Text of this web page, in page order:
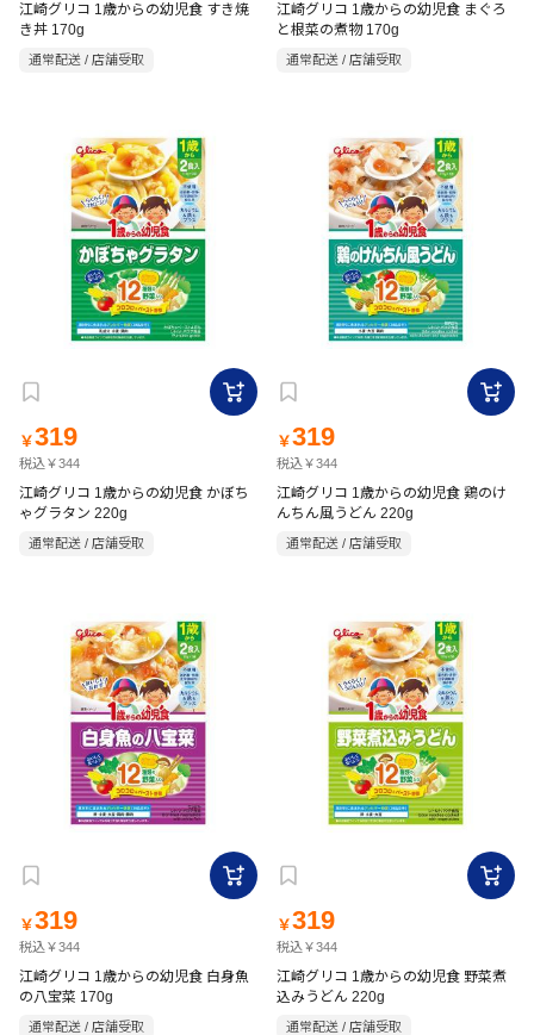
江崎グリコ 1歳からの幼児食 すき焼
き丼 170g
通常配送 / 店舗受取
江崎グリコ 1歳からの幼児食 まぐろ
と根菜の煮物 170g
通常配送 / 店舗受取
￥319
税込￥344
江崎グリコ 1歳からの幼児食 かぼち
ゃグラタン 220g
通常配送 / 店舗受取
￥319
税込￥344
江崎グリコ 1歳からの幼児食 鶏のけ
んちん風うどん 220g
通常配送 / 店舗受取
￥319
税込￥344
江崎グリコ 1歳からの幼児食 白身魚
の八宝菜 170g
通常配送 / 店舗受取
￥319
税込￥344
江崎グリコ 1歳からの幼児食 野菜煮
込みうどん 220g
通常配送 / 店舗受取